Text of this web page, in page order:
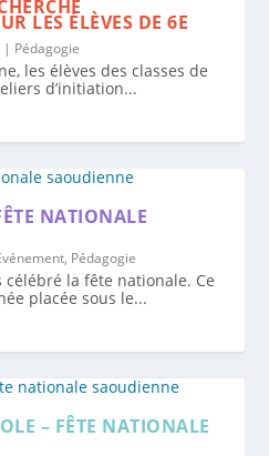
LES ÉLÈVES DE 6E
| Pédagogie
les élèves des classes de
d’initiation...
NATIONALE
, Pédagogie
célébré la fête nationale. Ce
placée sous le...
– FÊTE NATIONALE